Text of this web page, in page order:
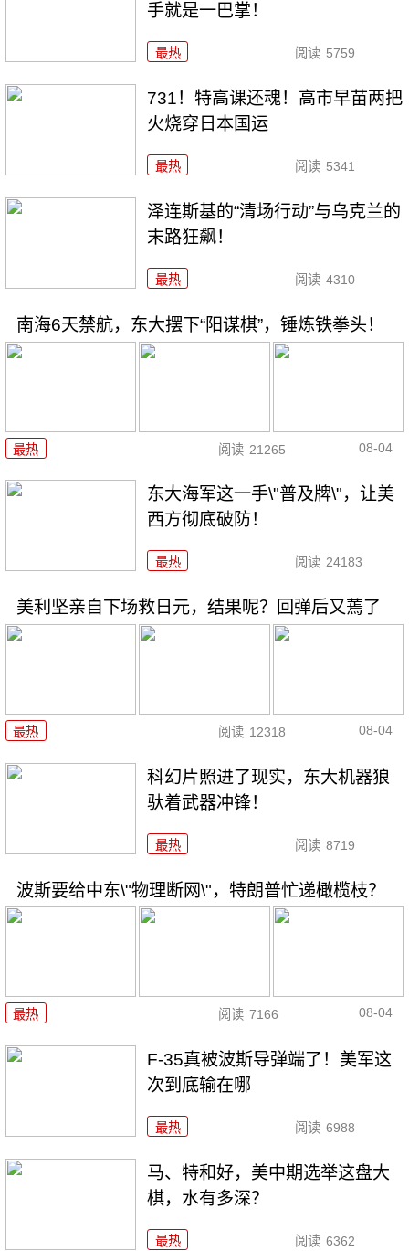
手就是一巴掌！
最热 阅读 5759
731！特高课还魂！高市早苗两把
火烧穿日本国运
最热 阅读 5341
泽连斯基的“清场行动”与乌克兰的
末路狂飙！
最热 阅读 4310
南海6天禁航，东大摆下“阳谋棋”，锤炼铁拳头！
最热 阅读 21265 08-04
东大海军这一手\"普及牌\"，让美
西方彻底破防！
最热 阅读 24183
美利坚亲自下场救日元，结果呢？回弹后又蔫了
最热 阅读 12318 08-04
科幻片照进了现实，东大机器狼
驮着武器冲锋！
最热 阅读 8719
波斯要给中东\"物理断网\"，特朗普忙递橄榄枝？
最热 阅读 7166 08-04
F-35真被波斯导弹端了！美军这
次到底输在哪
最热 阅读 6988
马、特和好，美中期选举这盘大
棋，水有多深？
最热 阅读 6362